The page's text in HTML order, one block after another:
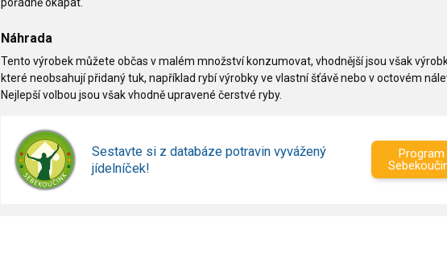
pořádně okapat.
Náhrada
Tento výrobek můžete občas v malém množství konzumovat, vhodnější jsou však
které neobsahují přidaný tuk, například rybí výrobky ve vlastní šťávě nebo v octovém
Nejlepší volbou jsou však vhodně upravené čerstvé ryby.
Sestavte si z databáze potravin vyvážený
jídelníček!
Program